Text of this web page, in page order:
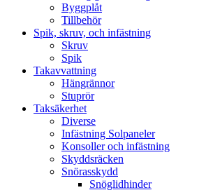
Byggplåt
Tillbehör
Spik, skruv, och infästning
Skruv
Spik
Takavvattning
Hängrännor
Stuprör
Taksäkerhet
Diverse
Infästning Solpaneler
Konsoller och infästning
Skyddsräcken
Snörasskydd
Snöglidhinder